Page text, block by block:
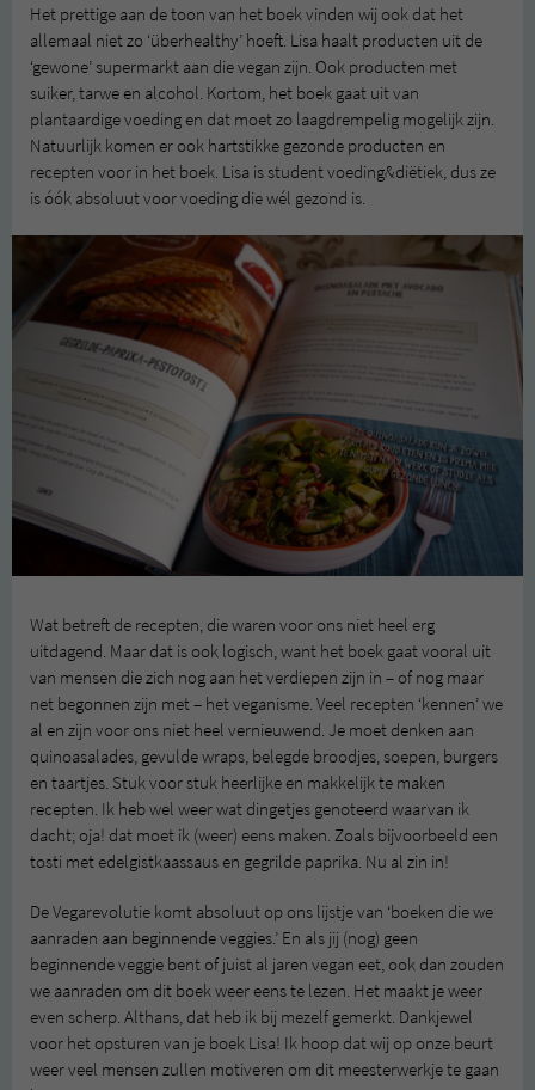
Het prettige aan de toon van het boek vinden wij ook dat het
allemaal niet zo ‘überhealthy’ hoeft. Lisa haalt producten uit de
‘gewone’ supermarkt aan die vegan zijn. Ook producten met
suiker, tarwe en alcohol. Kortom, het boek gaat uit van
plantaardige voeding en dat moet zo laagdrempelig mogelijk zijn.
Natuurlijk komen er ook hartstikke gezonde producten en
recepten voor in het boek. Lisa is student voeding&diëtiek, dus ze
is óók absoluut voor voeding die wél gezond is.
Wat betreft de recepten, die waren voor ons niet heel erg
uitdagend. Maar dat is ook logisch, want het boek gaat vooral uit
van mensen die zich nog aan het verdiepen zijn in – of nog maar
net begonnen zijn met – het veganisme. Veel recepten ‘kennen’ we
al en zijn voor ons niet heel vernieuwend. Je moet denken aan
quinoasalades, gevulde wraps, belegde broodjes, soepen, burgers
en taartjes. Stuk voor stuk heerlijke en makkelijk te maken
recepten. Ik heb wel weer wat dingetjes genoteerd waarvan ik
dacht; oja! dat moet ik (weer) eens maken. Zoals bijvoorbeeld een
tosti met edelgistkaassaus en gegrilde paprika. Nu al zin in!
De Vegarevolutie komt absoluut op ons lijstje van ‘boeken die we
aanraden aan beginnende veggies.’ En als jij (nog) geen
beginnende veggie bent of juist al jaren vegan eet, ook dan zouden
we aanraden om dit boek weer eens te lezen. Het maakt je weer
even scherp. Althans, dat heb ik bij mezelf gemerkt. Dankjewel
voor het opsturen van je boek Lisa! Ik hoop dat wij op onze beurt
weer veel mensen zullen motiveren om dit meesterwerkje te gaan